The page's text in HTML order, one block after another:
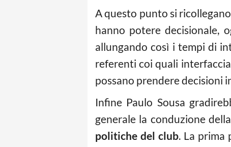
A questo punto si
hanno potere decisionale,
allungando così i tempi di
referenti coi quali
possano prendere decisioni
Infine Paulo Sousa
generale la conduzione
politiche del club. La prima